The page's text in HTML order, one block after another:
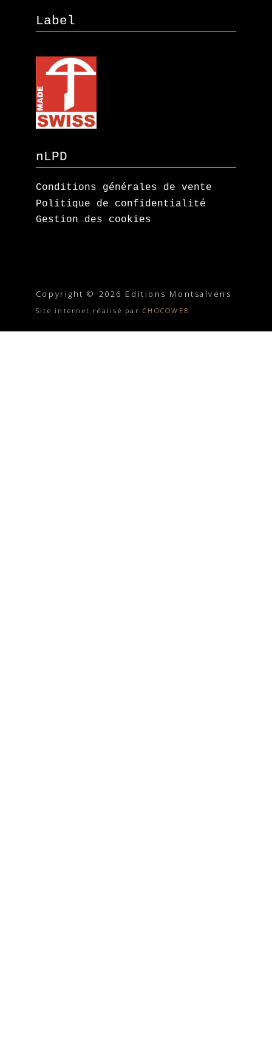
Label
nLPD
Conditions générales de vente
Politique de confidentialité
Gestion des cookies
Copyright © 2026 Editions Montsalvens
Site internet réalisé parCHOCOWEB